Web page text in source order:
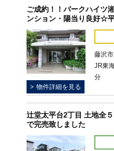
ご成約！！パークハイツ
ンション・陽当り良好☆
物件詳細を見る
藤沢
JR東
分
辻堂太平台2丁目 土地全
で完売致しました